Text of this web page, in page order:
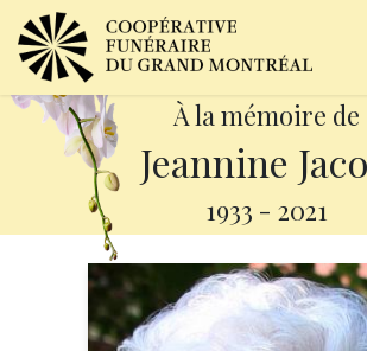
À la mémoire de
Jeannine
1933 - 2021